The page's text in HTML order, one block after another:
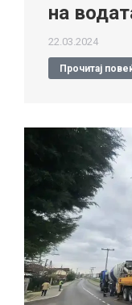
на
22.03.2024
Прочитај